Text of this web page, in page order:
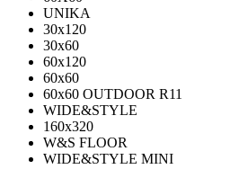
UNIKA
30х120
30х60
60х120
60х60
60х60 OUTDOOR R11
WIDE&STYLE
160x320
W&S FLOOR
WIDE&STYLE MINI